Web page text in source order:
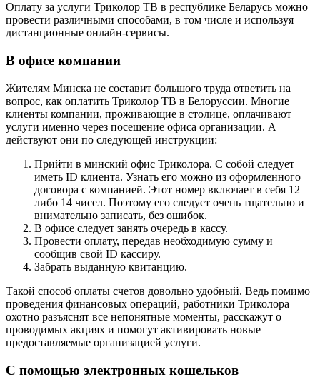
Оплату за услуги Триколор ТВ в республике Беларусь можно
провести различными способами, в том числе и используя
дистанционные онлайн-сервисы.
В офисе компании
Жителям Минска не составит большого труда ответить на
вопрос, как оплатить Триколор ТВ в Белоруссии. Многие
клиенты компании, проживающие в столице, оплачивают
услуги именно через посещение офиса организации. А
действуют они по следующей инструкции:
Прийти в минский офис Триколора. С собой следует
иметь ID клиента. Узнать его можно из оформленного
договора с компанией. Этот номер включает в себя 12
либо 14 чисел. Поэтому его следует очень тщательно и
внимательно записать, без ошибок.
В офисе следует занять очередь в кассу.
Провести оплату, передав необходимую сумму и
сообщив свой ID кассиру.
Забрать выданную квитанцию.
Такой способ оплаты счетов довольно удобный. Ведь помимо
проведения финансовых операций, работники Триколора
охотно разъяснят все непонятные моменты, расскажут о
проводимых акциях и помогут активировать новые
предоставляемые организацией услуги.
С помощью электронных кошельков